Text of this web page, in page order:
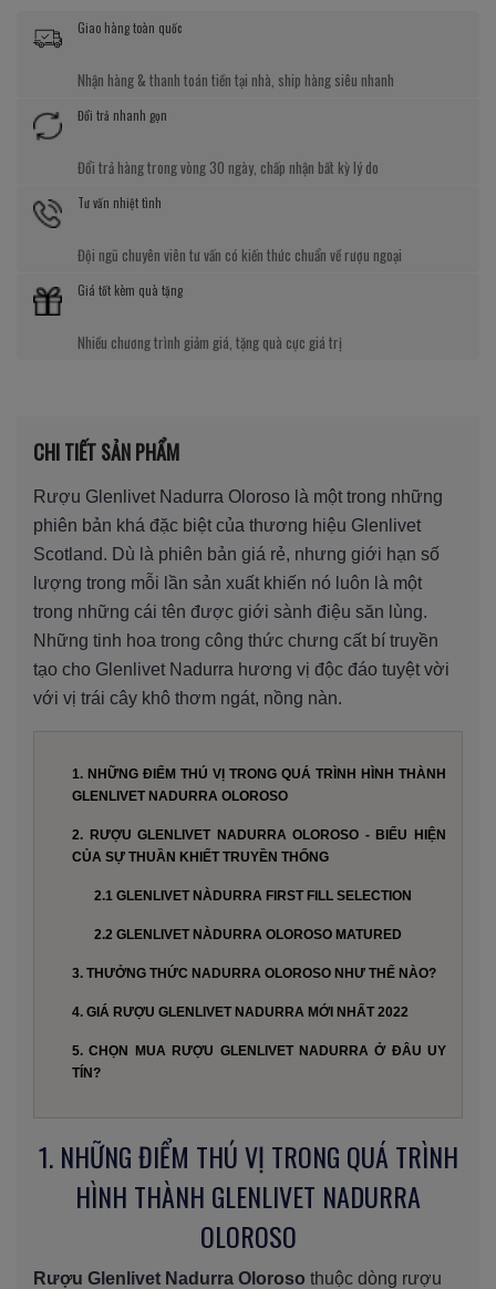
Giao hàng toàn quốc
Nhận hàng & thanh toán tiền tại nhà, ship hàng siêu nhanh
Đổi trả nhanh gọn
Đổi trả hàng trong vòng 30 ngày, chấp nhận bất kỳ lý do
Tư vấn nhiệt tình
Đội ngũ chuyên viên tư vấn có kiến thức chuẩn về rượu ngoại
Giá tốt kèm quà tặng
Nhiều chương trình giảm giá, tặng quà cực giá trị
CHI TIẾT SẢN PHẨM
Rượu Glenlivet Nadurra Oloroso là một trong những
phiên bản khá đặc biệt của thương hiệu Glenlivet
Scotland. Dù là phiên bản giá rẻ, nhưng giới hạn số
lượng trong mỗi lần sản xuất khiến nó luôn là một
trong những cái tên được giới sành điệu săn lùng.
Những tinh hoa trong công thức chưng cất bí truyền
tạo cho Glenlivet Nadurra hương vị độc đáo tuyệt vời
với vị trái cây khô thơm ngát, nồng nàn.
1. NHỮNG ĐIỂM THÚ VỊ TRONG QUÁ TRÌNH HÌNH THÀNH
GLENLIVET NADURRA OLOROSO
2. RƯỢU GLENLIVET NADURRA OLOROSO - BIỂU HIỆN
CỦA SỰ THUẦN KHIẾT TRUYỀN THỐNG
2.1 GLENLIVET NÀDURRA FIRST FILL SELECTION
2.2 GLENLIVET NÀDURRA OLOROSO MATURED
3. THƯỞNG THỨC NADURRA OLOROSO NHƯ THẾ NÀO?
4. GIÁ RƯỢU GLENLIVET NADURRA MỚI NHẤT 2022
5. CHỌN MUA RƯỢU GLENLIVET NADURRA Ở ĐÂU UY
TÍN?
1. NHỮNG ĐIỂM THÚ VỊ TRONG QUÁ TRÌNH
HÌNH THÀNH GLENLIVET NADURRA
OLOROSO
Rượu Glenlivet Nadurra Oloroso thuộc dòng rượu